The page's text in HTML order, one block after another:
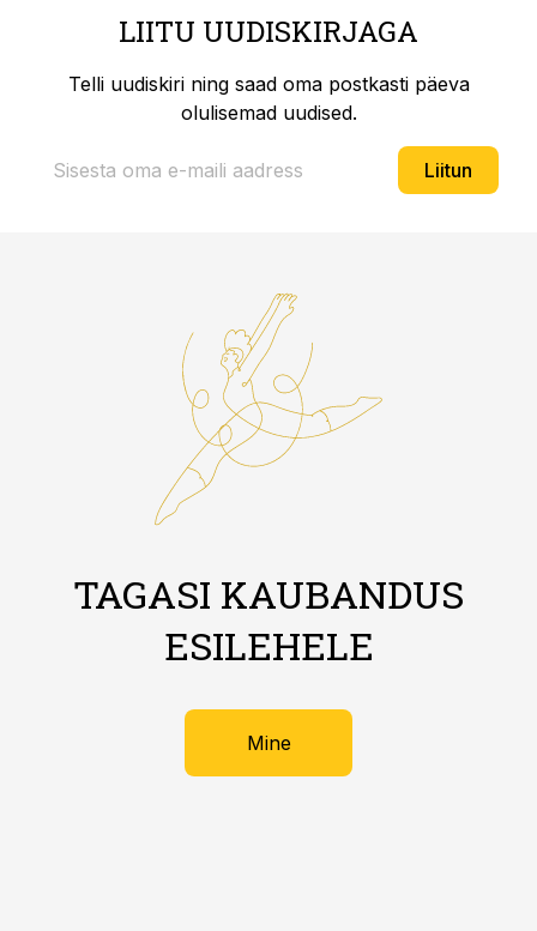
LIITU UUDISKIRJAGA
Telli uudiskiri ning saad oma postkasti päeva
olulisemad uudised.
Liitun
TAGASI KAUBANDUS
ESILEHELE
Mine